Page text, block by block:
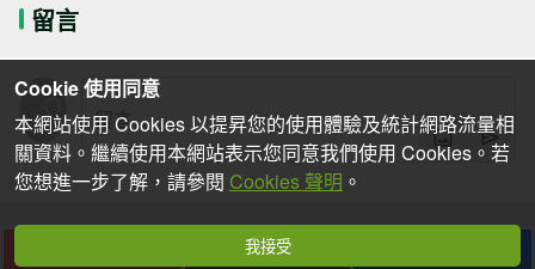
留言
下載
Cookie 使用同意
本網站使用 Cookies 以提昇您的使用體驗及統計網路流量相
關資料。繼續使用本網站表示您同意我們使用 Cookies。若
您想進一步了解，請參閱 Cookies 聲明 。
我接受